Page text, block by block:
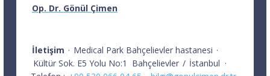
Op. Dr. Gönül Çimen
İletişim · Medical Park Bahçelievler hastanesi ·
Kültür Sok. E5 Yolu No:1
Bahçelievler / İstanbul ·